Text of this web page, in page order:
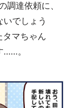
調達依頼に、
でしょう
タマちゃん
……。